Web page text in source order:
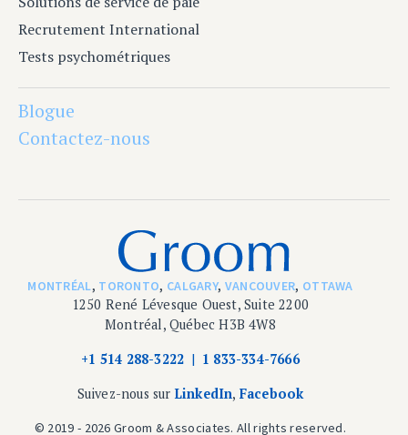
Recrutement International
Tests psychométriques
Blogue
Contactez-nous
MONTRÉAL, TORONTO, CALGARY, VANCOUVER, OTTAWA
1250 René Lévesque Ouest, Suite 2200
Montréal, Québec H3B 4W8
+1 514 288-3222
1 833-334-7666
Suivez-nous surLinkedIn, Facebook
© 2019 - 2026 Groom & Associates. All rights reserved.